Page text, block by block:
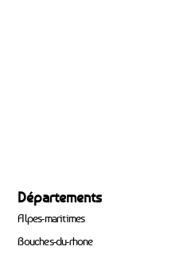
Départements
Alpes-maritimes
Bouches-du-rhone